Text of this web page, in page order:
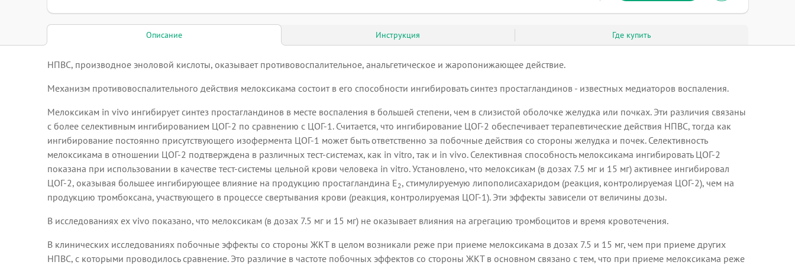
Описание Инструкция Где купить
НПВС, производное эноловой кислоты, оказывает противовоспалительное, анальгетическое и жаропонижающее действие.
Механизм противовоспалительного действия мелоксикама состоит в его способности ингибировать синтез простагландинов - известных медиаторов воспаления.
Мелоксикам in vivo ингибирует синтез простагландинов в месте воспаления в большей степени, чем в слизистой оболочке желудка или почках. Эти различия связаны
с более селективным ингибированием ЦОГ-2 по сравнению с ЦОГ-1. Считается, что ингибирование ЦОГ-2 обеспечивает терапевтические действия НПВС, тогда как
ингибирование постоянно присутствующего изофермента ЦОГ-1 может быть ответственно за побочные действия со стороны желудка и почек. Селективность
мелоксикама в отношении ЦОГ-2 подтверждена в различных тест-системах, как in vitro, так и in vivo. Селективная способность мелоксикама ингибировать ЦОГ-2
показана при использовании в качестве тест-системы цельной крови человека in vitro. Установлено, что мелоксикам (в дозах 7.5 мг и 15 мг) активнее ингибировал
ЦОГ-2, оказывая большее ингибирующее влияние на продукцию простагландина E2, стимулируемую липополисахаридом (реакция, контролируемая ЦОГ-2), чем на
продукцию тромбоксана, участвующего в процессе свертывания крови (реакция, контролируемая ЦОГ-1). Эти эффекты зависели от величины дозы.
В исследованиях ex vivo показано, что мелоксикам (в дозах 7.5 мг и 15 мг) не оказывает влияния на агрегацию тромбоцитов и время кровотечения.
В клинических исследованиях побочные эффекты со стороны ЖКТ в целом возникали реже при приеме мелоксикама в дозах 7.5 и 15 мг, чем при приеме других
НПВС, с которыми проводилось сравнение. Это различие в частоте побочных эффектов со стороны ЖКТ в основном связано с тем, что при приеме мелоксикама реже